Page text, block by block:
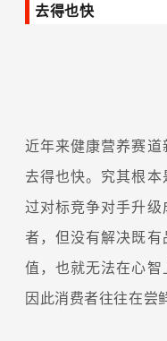
去得也快
近年来健康营养赛
去得也快。究其根
过对标竞争对手升
者，但没有解决既
值，也就无法在心智
因此消费者往往在尝